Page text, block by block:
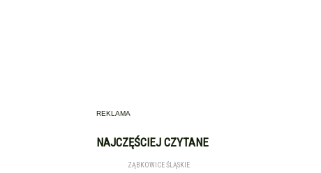
REKLAMA
NAJCZĘŚCIEJ CZYTANE
ZĄBKOWICE ŚLĄSKIE